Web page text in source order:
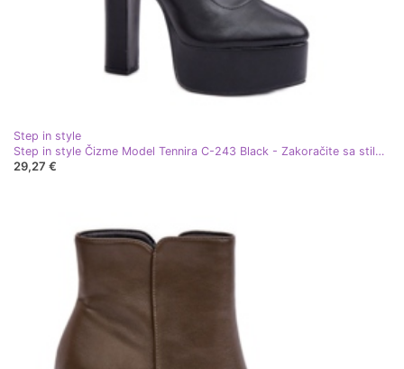
Step in style
Step in style Čizme Model Tennira C-243 Black - Zakoračite sa stilom crna
29,27 €